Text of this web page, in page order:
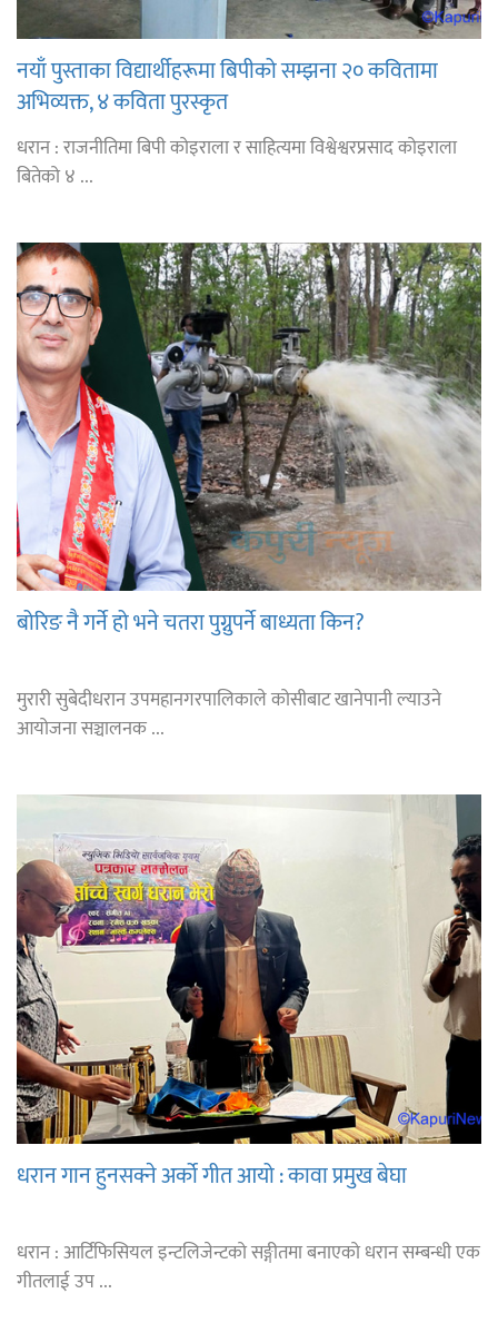
नयाँ पुस्ताका विद्यार्थीहरूमा बिपीको सम्झना २० कवितामा
अभिव्यक्त, ४ कविता पुरस्कृत
धरान : राजनीतिमा बिपी कोइराला र साहित्यमा विश्वेश्वरप्रसाद कोइराला
बितेको ४ ...
बोरिङ नै गर्ने हो भने चतरा पुग्नुपर्ने बाध्यता किन?
मुरारी सुबेदीधरान उपमहानगरपालिकाले कोसीबाट खानेपानी ल्याउने
आयोजना सञ्चालनक ...
धरान गान हुनसक्ने अर्को गीत आयो : कावा प्रमुख बेघा
धरान : आर्टिफिसियल इन्टलिजेन्टको सङ्गीतमा बनाएको धरान सम्बन्धी एक
गीतलाई उप ...